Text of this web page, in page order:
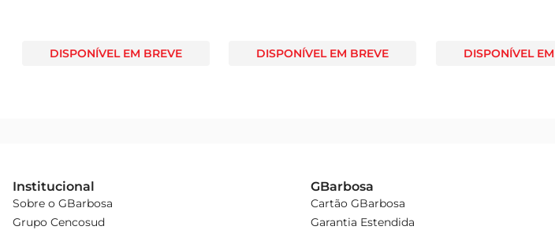
DISPONÍVEL EM BREVE DISPONÍVEL EM BREVE DISPONÍVEL
Institucional
Sobre o GBarbosa
Grupo Cencosud
GBarbosa
Cartão GBarbosa
Garantia Estendida